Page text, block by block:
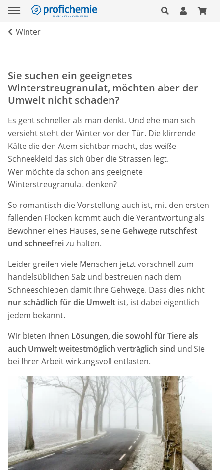
Winter
Sie suchen ein geeignetes
Winterstreugranulat, möchten aber der
Umwelt nicht schaden?
Es geht schneller als man denkt. Und ehe man sich
versieht steht der Winter vor der Tür. Die klirrende
Kälte die den Atem sichtbar macht, das weiße
Schneekleid das sich über die Strassen legt.
Wer möchte da schon ans geeignete
Winterstreugranulat denken?
So romantisch die Vorstellung auch ist, mit den ersten
fallenden Flocken kommt auch die Verantwortung als
Bewohner eines Hauses, seine Gehwege rutschfest
und schneefreizu halten.
Leider greifen viele Menschen jetzt vorschnell zum
handelsüblichen Salz und bestreuen nach dem
Schneeschieben damit ihre Gehwege. Dass dies nicht
nur schädlich für die Umwelt ist, ist dabei eigentlich
jedem bekannt.
Wir bieten Ihnen Lösungen, die sowohl für Tiere als
auch Umwelt weitestmöglich verträglich sind und Sie
bei Ihrer Arbeit wirkungsvoll entlasten.